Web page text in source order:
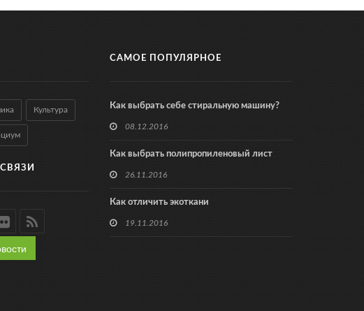
Культура
САМОЕ ПОПУЛЯРНОЕ
Как выбрать себе стиральную машину?
08.12.2016
Как выбрать полипропиленовый лист
26.11.2016
Как отличить экоткани
19.11.2016